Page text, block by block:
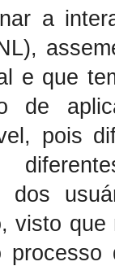
a
e que
de
pois
dos
visto